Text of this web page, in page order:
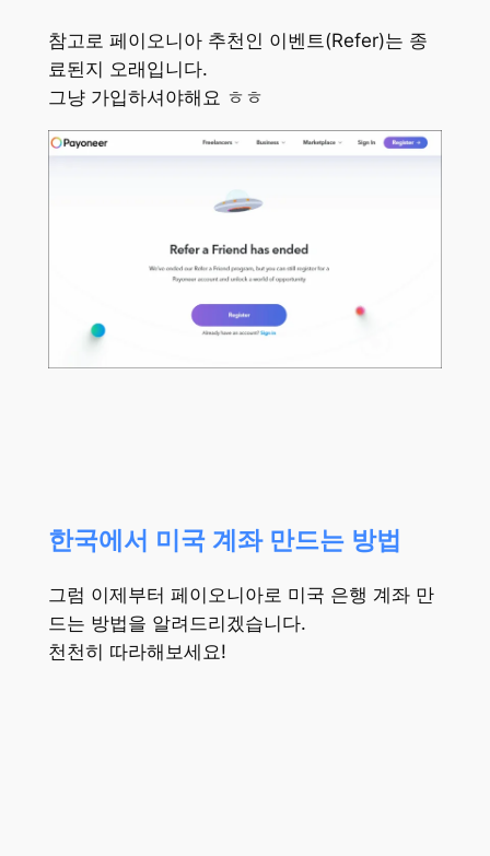
참고로 페이오니아 추천인 이벤트(Refer)는 종
료된지 오래입니다.
그냥 가입하셔야해요 ㅎㅎ
한국에서 미국 계좌 만드는 방법
그럼 이제부터 페이오니아로 미국 은행 계좌 만
드는 방법을 알려드리겠습니다.
천천히 따라해보세요!